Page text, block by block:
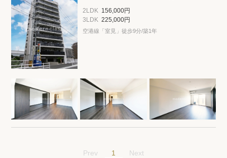
2LDK 156,000円
3LDK 225,000円
空港線「室見」徒歩9分/築1年
Prev 1 Next